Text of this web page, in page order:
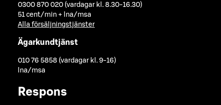
0300 870 020 (vardagar kl. 8.30-16.30)
51 cent/min + lna/msa
Alla försäljningstjänster
Ägarkundtjänst
010 76 5858 (vardagar kl. 9-16)
lna/msa
Respons